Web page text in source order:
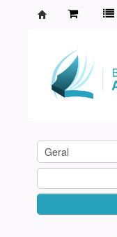
Agamenon
Magalhães